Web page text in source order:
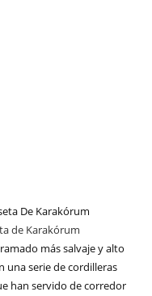
de Karakórum
más salvaje y alto
una serie de cordilleras
han servido de corredor